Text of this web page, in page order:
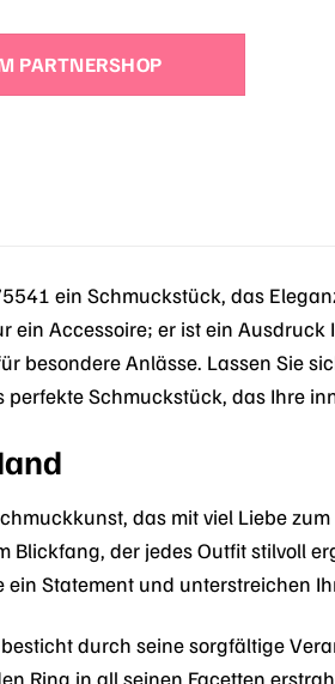
PARTNERSHOP
ein Schmuckstück, das
ein Accessoire; er ist ein
besondere Anlässe. Lassen Sie
perfekte Schmuckstück, das Ihre
das mit viel Liebe
der jedes Outfit stilvoll
Statement und unterstreichen
durch seine sorgfältige
Ring in all seinen Facetten